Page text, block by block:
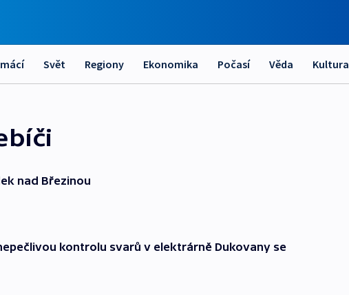
Svět Regiony Ekonomika Počasí Věda Kultura
nad Březinou
kontrolu svarů v elektrárně Dukovany se